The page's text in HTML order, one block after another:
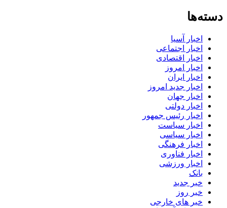
دسته‌ها
اخبار آسیا
اخبار اجتماعی
اخبار اقتصادی
اخبار امروز
اخبار ایران
اخبار جدید امروز
اخبار جهان
اخبار دولتی
اخبار رئیس جمهور
اخبار سیاست
اخبار سیاسی
اخبار فرهنگی
اخبار فناوری
اخبار ورزشی
بانک
خبر جدید
خبر روز
خبر های خارجی